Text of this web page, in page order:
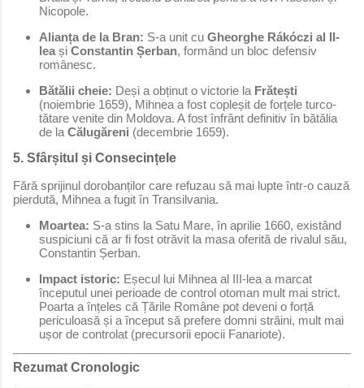
Nicopole.
Alianța de la Bran: S-a unit cu Gheorghe Rákóczi al II-
lea și Constantin Șerban, formând un bloc defensiv
românesc.
Bătălii cheie: Deși a obținut o victorie la Frătești
(noiembrie 1659), Mihnea a fost copleșit de forțele turco-
tătare venite din Moldova. A fost înfrânt definitiv în bătălia
de la Călugăreni (decembrie 1659).
5. Sfârșitul și Consecințele
Fără sprijinul dorobanților care refuzau să mai lupte într-o cauză
pierdută, Mihnea a fugit în Transilvania.
Moartea: S-a stins la Satu Mare, în aprilie 1660, existând
suspiciuni că ar fi fost otrăvit la masa oferită de rivalul său,
Constantin Șerban.
Impact istoric: Eșecul lui Mihnea al III-lea a marcat
începutul unei perioade de control otoman mult mai strict.
Poarta a înțeles că Țările Române pot deveni o forță
periculoasă și a început să prefere domni străini, mult mai
ușor de controlat (precursorii epocii Fanariote).
Rezumat Cronologic